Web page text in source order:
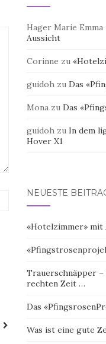
Hager Marie Emma
Aussicht
Corinne zu
guidohzu Das
Monazu Das
guidohzu In dem
Hover X1
NEUESTE
«Hotelzimmer» mit
Trauerschnäpper
rechten Zeit …
Das
Was ist eine gute